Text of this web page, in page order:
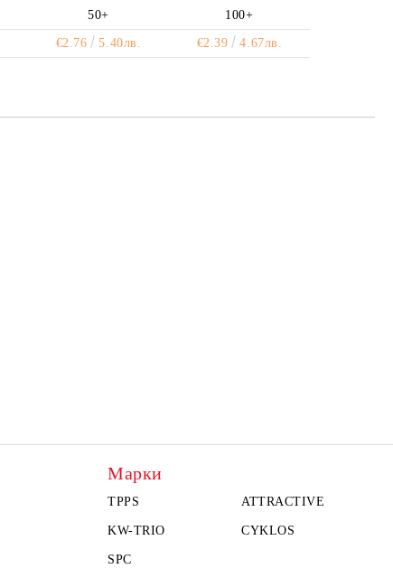
50+ 100+
€2.76 5.40лв. €2.39 4.67лв.
Марки
TPPS ATTRACTIVE
KW-TRIO CYKLOS
SPC